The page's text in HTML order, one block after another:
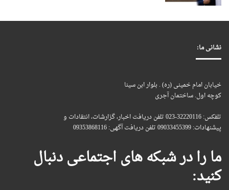
نشانی ما:
خیابان امام خمینی (ره) . بلوار ابن سینا
کوچه اول. ساختمان آجری
تلفکس: 32220116-023 تلفن دریافت اخبار، گزارشات، انتقادات و
پیشنهادات: 09033455399 تلفن دریافت آگهی: 09353868116
ما را در شبکه های اجتماعی دنبال
کنید: